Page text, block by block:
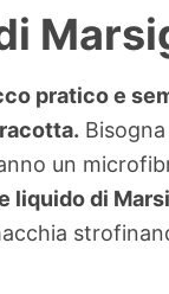
pratico e
un
liquido di